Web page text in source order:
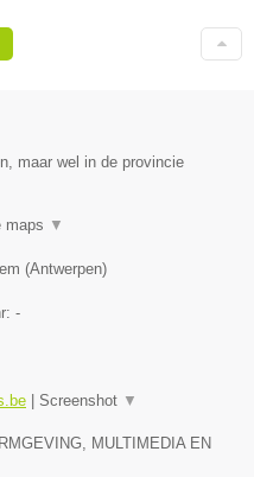
maar wel in de provincie
maps ▼
(Antwerpen)
-
Screenshot ▼
MULTIMEDIA EN